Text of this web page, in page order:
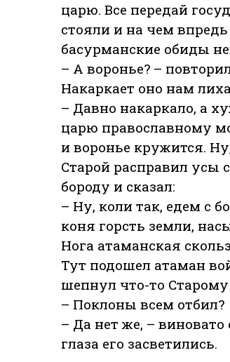
царю. Все передай
стояли и на чем
басурманские обиды
– А воронье? –
Накаркает оно нам
– Давно накаркало, а
царю православному
и воронье кружится.
Старой расправил
бороду и сказал:
– Ну, коли так, едем с
коня горсть земли,
Нога атаманская
Тут подошел атаман
шепнул что-то
– Поклоны всем отбил?
– Да нет же, –
глаза его засветились.